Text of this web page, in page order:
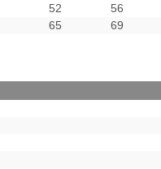
52 56
65 69